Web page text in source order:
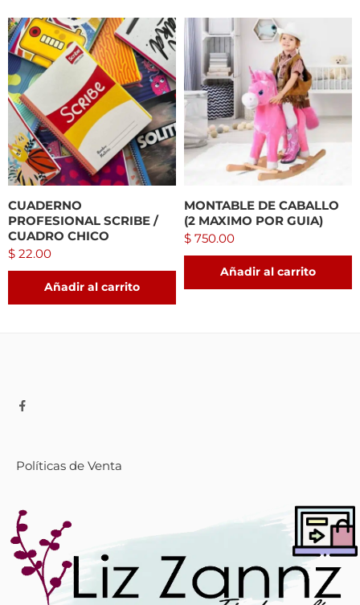
CUADERNO
PROFESIONAL SCRIBE /
CUADRO CHICO
$ 22.00
Añadir al carrito
MONTABLE DE CABALLO
(2 MAXIMO POR GUIA)
$ 750.00
Añadir al carrito
Políticas de Venta